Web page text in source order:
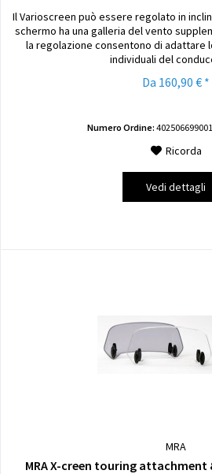
Il Varioscreen può essere regolato in
schermo ha una galleria del vento
la regolazione consentono di adattare
individuali del
Da 160,90 € *
Numero Ordine:
Ricorda
Vedi dettagli
MRA
MRA X-creen touring